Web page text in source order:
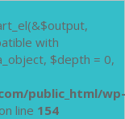
with
$depth = 0,
public_html/wp-
on line 154